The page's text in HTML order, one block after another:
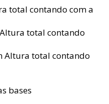
total contando com a
total contando
Altura total contando
bases